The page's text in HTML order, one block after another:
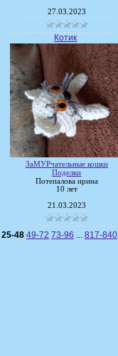
27.03.2023
Котик
ЗаМУРчательные кошки
Поделки
Потепалова ирина
10 лет
21.03.2023
25-48 49-72 73-96 ... 817-840